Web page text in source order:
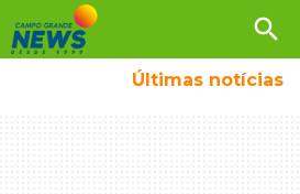
search
Últimas notícias